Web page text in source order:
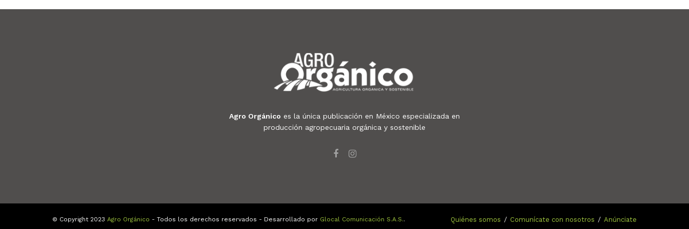
Agro Orgánico es la única publicación en México especializada en
producción agropecuaria orgánica y sostenible
Quiénes somos Comunícate con nosotros Anúnciate
© Copyright 2023 Agro Orgánico - Todos los derechos reservados - Desarrollado por Glocal Comunicación S.A.S..